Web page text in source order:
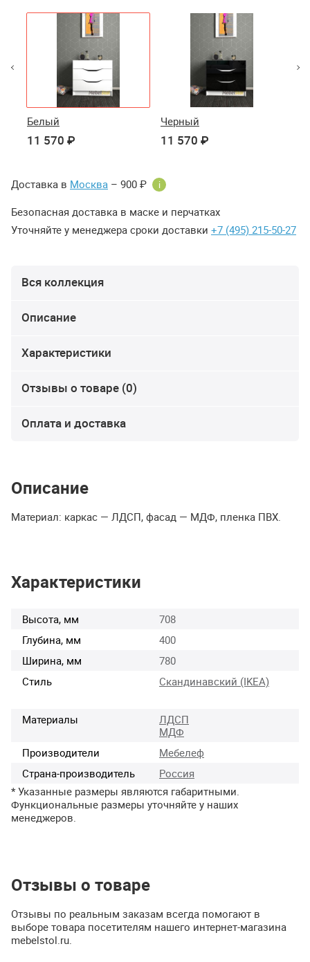
Белый
11 570 ₽
Черный
11 570 ₽
Доставка в Москва – 900 ₽ i
Безопасная доставка в маске и перчатках
Уточняйте у менеджера сроки доставки +7 (495) 215-50-27
Вся коллекция
Описание
Характеристики
Отзывы о товаре (0)
Оплата и доставка
Описание
Материал: каркас — ЛДСП, фасад — МДФ, пленка ПВХ.
Характеристики
Высота, мм
708
Глубина, мм
400
Ширина, мм
780
Стиль
Скандинавский (IKEA)
Материалы
ЛДСП
МДФ
Производители
Мебелеф
Страна-производитель
Россия
* Указанные размеры являются габаритными.
Функциональные размеры уточняйте у наших
менеджеров.
Отзывы о товаре
Отзывы по реальным заказам всегда помогают в
выборе товара посетителям нашего интернет-магазина
mebelstol.ru.